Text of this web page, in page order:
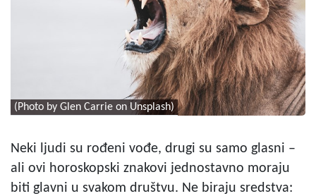
(Photo by Glen Carrie on Unsplash)
Neki ljudi su rođeni vođe, drugi su samo glasni –
ali ovi horoskopski znakovi jednostavno moraju
biti glavni u svakom društvu. Ne biraju sredstva: